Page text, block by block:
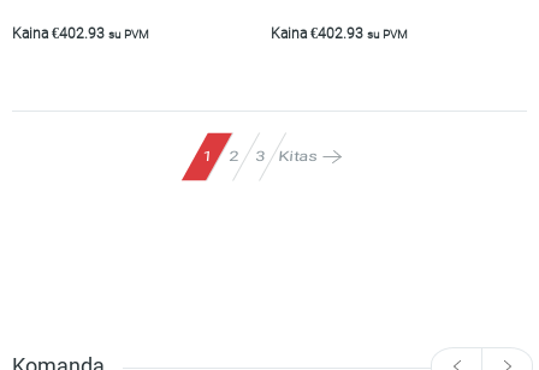
Kaina €402.93 su PVM Kaina €402.93 su PVM
1 2 3 Kitas